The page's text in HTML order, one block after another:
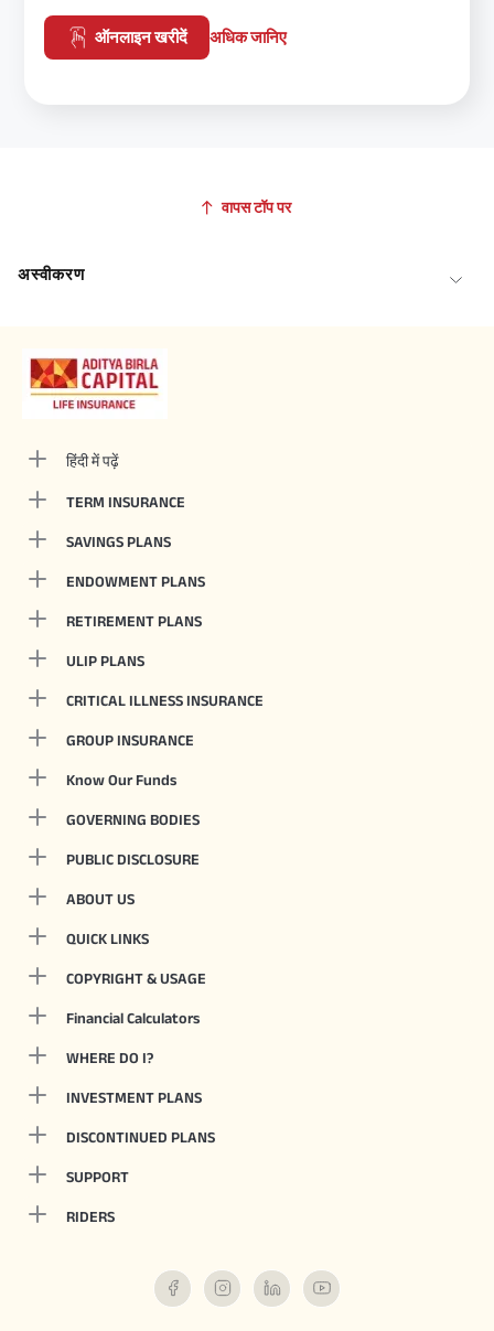
ऑनलाइन खरीदें अधिक जानिए
वापस टॉप पर
अस्वीकरण
हिंदी में पढ़ें
TERM INSURANCE
SAVINGS PLANS
ENDOWMENT PLANS
RETIREMENT PLANS
ULIP PLANS
CRITICAL ILLNESS INSURANCE
GROUP INSURANCE
Know Our Funds
GOVERNING BODIES
PUBLIC DISCLOSURE
ABOUT US
QUICK LINKS
COPYRIGHT & USAGE
Financial Calculators
WHERE DO I?
INVESTMENT PLANS
DISCONTINUED PLANS
SUPPORT
RIDERS